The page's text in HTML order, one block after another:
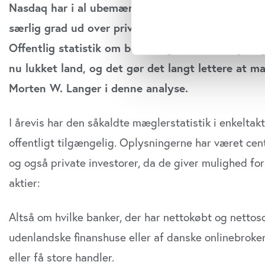
Identificere din
Vi bruger cookies til at
vores trafik. Vi deler også
annonceringspartnere og
dem, eller som de har
anvende vores hjemmeside.
Nasdaq har i al ubemærkethed forringet
særlig grad ud over private investorer, der
Offentlig statistik om børsmæglernes køb og
nu lukket land, og det gør det langt lettere at
Morten W. Langer i denne analyse.
I årevis har den såkaldte mæglerstatistik i
offentligt tilgængelig. Oplysningerne har været
og også private investorer, da de giver mulighed
aktier:
Altså om hvilke banker, der har nettokøbt og
udenlandske finanshuse eller af danske
eller få store handler.